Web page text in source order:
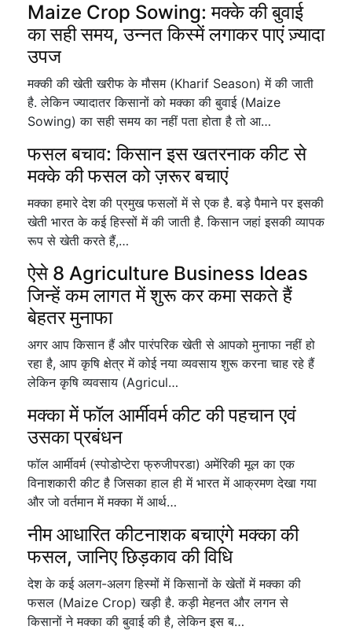
Maize Crop Sowing: मक्के की बुवाई
का सही समय, उन्नत किस्में लगाकर पाएं ज़्यादा
उपज
मक्की की खेती खरीफ के मौसम (Kharif Season) में की जाती
है. लेकिन ज्यादातर किसानों को मक्का की बुवाई (Maize
Sowing) का सही समय का नहीं पता होता है तो आ…
फसल बचाव: किसान इस खतरनाक कीट से
मक्के की फसल को ज़रूर बचाएं
मक्का हमारे देश की प्रमुख फसलों में से एक है. बड़े पैमाने पर इसकी
खेती भारत के कई हिस्सों में की जाती है. किसान जहां इसकी व्यापक
रूप से खेती करते हैं,…
ऐसे 8 Agriculture Business Ideas
जिन्हें कम लागत में शुरू कर कमा सकते हैं
बेहतर मुनाफा
अगर आप किसान हैं और पारंपरिक खेती से आपको मुनाफा नहीं हो
रहा है, आप कृषि क्षेत्र में कोई नया व्यवसाय शुरू करना चाह रहे हैं
लेकिन कृषि व्यवसाय (Agricul…
मक्का में फॉल आर्मीवर्म कीट की पहचान एवं
उसका प्रबंधन
फॉल आर्मीवर्म (स्पोडोप्टेरा फ्रुजीपरडा) अमेंरिकी मूल का एक
विनाशकारी कीट है जिसका हाल ही में भारत में आक्रमण देखा गया
और जो वर्तमान में मक्का में आर्थ…
नीम आधारित कीटनाशक बचाएंगे मक्का की
फसल, जानिए छिड़काव की विधि
देश के कई अलग-अलग हिस्मों में किसानों के खेतों में मक्का की
फसल (Maize Crop) खड़ी है. कड़ी मेहनत और लगन से
किसानों ने मक्का की बुवाई की है, लेकिन इस ब…